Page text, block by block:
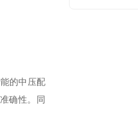
的中压配
确性。同